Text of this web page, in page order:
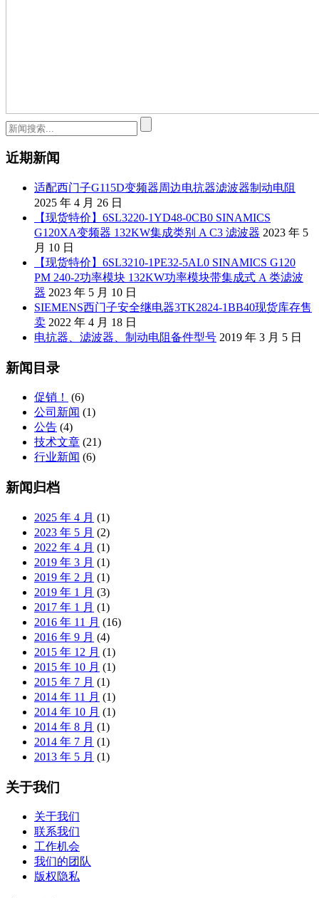
近期新闻
适配西门子G115D变频器周边电抗器滤波器制动电阻
2025 年 4 月 26 日
【现货特价】6SL3220-1YD48-0CB0 SINAMICS
G120XA变频器 132KW集成类别 A C3 滤波器 2023 年 5
月 10 日
【现货特价】6SL3210-1PE32-5AL0 SINAMICS G120
PM 240-2功率模块 132KW功率模块带集成式 A 类滤波
器 2023 年 5 月 10 日
SIEMENS西门子安全继电器3TK2824-1BB40现货库存售
卖 2022 年 4 月 18 日
电抗器、滤波器、制动电阻备件型号 2019 年 3 月 5 日
新闻目录
促销！
(6)
公司新闻 (1)
公告 (4)
技术文章 (21)
行业新闻 (6)
新闻归档
2025 年 4 月 (1)
2023 年 5 月 (2)
2022 年 4 月 (1)
2019 年 3 月 (1)
2019 年 2 月 (1)
2019 年 1 月 (3)
2017 年 1 月 (1)
2016 年 11 月 (16)
2016 年 9 月 (4)
2015 年 12 月 (1)
2015 年 10 月 (1)
2015 年 7 月 (1)
2014 年 11 月 (1)
2014 年 10 月 (1)
2014 年 8 月 (1)
2014 年 7 月 (1)
2013 年 5 月 (1)
关于我们
关于我们
联系我们
工作机会
我们的团队
版权隐私